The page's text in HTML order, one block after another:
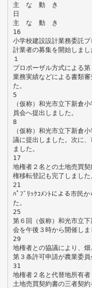
主 な 動 き
日
主 な 動 き
16
小学校建設設計業務委託
計業者の募集を開始しまし
１
プロポーザル方式による
業務実績などによる書類
た。
5
（仮称）和光市立下新倉
員会へ提出しました。
8
（仮称）和光市立下新倉
議に提出しました。次に
ました。
17
地権者２名との土地売買
権移転登記も完了しました
21
ﾊﾟﾌﾞﾘｯｸｺﾒﾝﾄによる市民
た。
25
第６回（仮称）和光市立
会を午後３時から開催しま
29
地権者との協議により、
第３条許可申請が農業委員
31
地権者２名と代替地所有
土地売買契約書の三者契約